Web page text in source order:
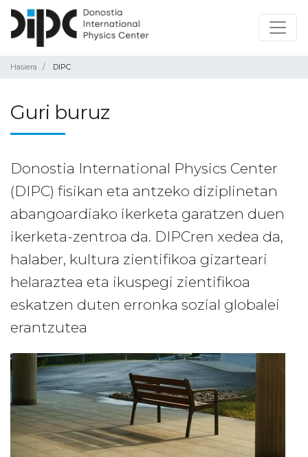
Hasiera DIPC
Guri buruz
Donostia International Physics Center
(DIPC) fisikan eta antzeko diziplinetan
abangoardiako ikerketa garatzen duen
ikerketa-zentroa da. DIPCren xedea da,
halaber, kultura zientifikoa gizarteari
helaraztea eta ikuspegi zientifikoa
eskatzen duten erronka sozial globalei
erantzutea